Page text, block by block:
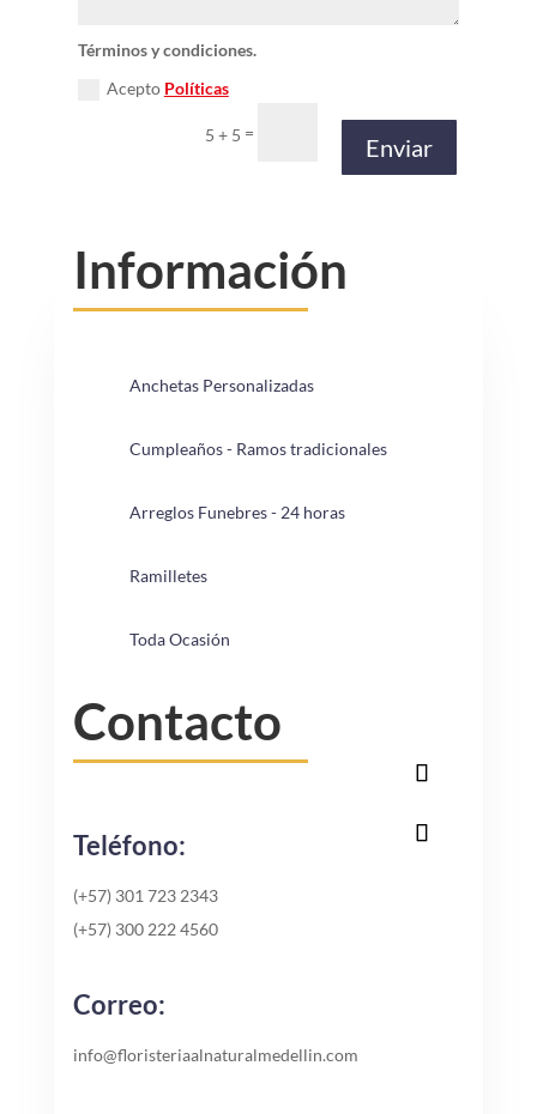
Términos y condiciones.
Acepto Políticas
5 + 5 =
Enviar
Información
Anchetas Personalizadas
Cumpleaños - Ramos tradicionales
Arreglos Funebres - 24 horas
Ramilletes
Toda Ocasión
Contacto
Teléfono:
(+57) 301 723 2343
(+57) 300 222 4560
Correo:
info@floristeriaalnaturalmedellin.com